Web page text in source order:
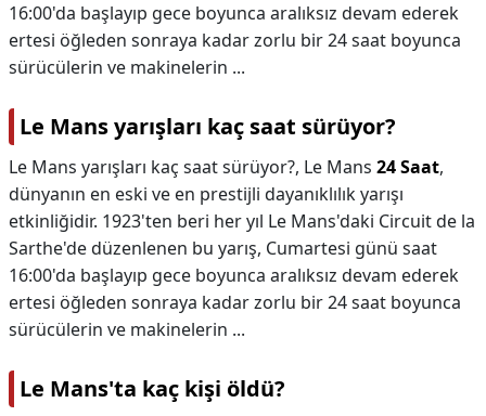
16:00'da başlayıp gece boyunca aralıksız devam ederek
ertesi öğleden sonraya kadar zorlu bir 24 saat boyunca
sürücülerin ve makinelerin ...
Le Mans yarışları kaç saat sürüyor?
Le Mans yarışları kaç saat sürüyor?, Le Mans 24 Saat,
dünyanın en eski ve en prestijli dayanıklılık yarışı
etkinliğidir. 1923'ten beri her yıl Le Mans'daki Circuit de la
Sarthe'de düzenlenen bu yarış, Cumartesi günü saat
16:00'da başlayıp gece boyunca aralıksız devam ederek
ertesi öğleden sonraya kadar zorlu bir 24 saat boyunca
sürücülerin ve makinelerin ...
Le Mans'ta kaç kişi öldü?